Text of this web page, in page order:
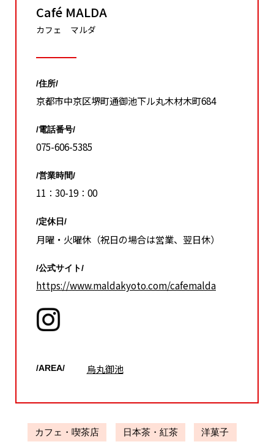
Café MALDA
カフェ マルダ
/住所/
京都市中京区堺町通御池下ル丸木材木町684
/電話番号/
075-606-5385
/営業時間/
11：30-19：00
/定休日/
月曜・火曜休（祝日の場合は営業、翌日休）
/公式サイト/
https://www.maldakyoto.com/cafemalda
/AREA/ 烏丸御池
カフェ・喫茶店 日本茶・紅茶 洋菓子